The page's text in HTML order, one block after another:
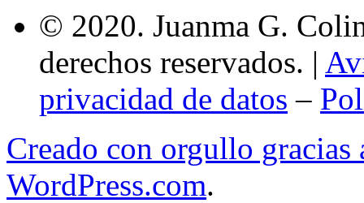
© 2020. Juanma G.
derechos reservados. |
privacidad de datos –
Creado con orgullo gracias
WordPress.com.